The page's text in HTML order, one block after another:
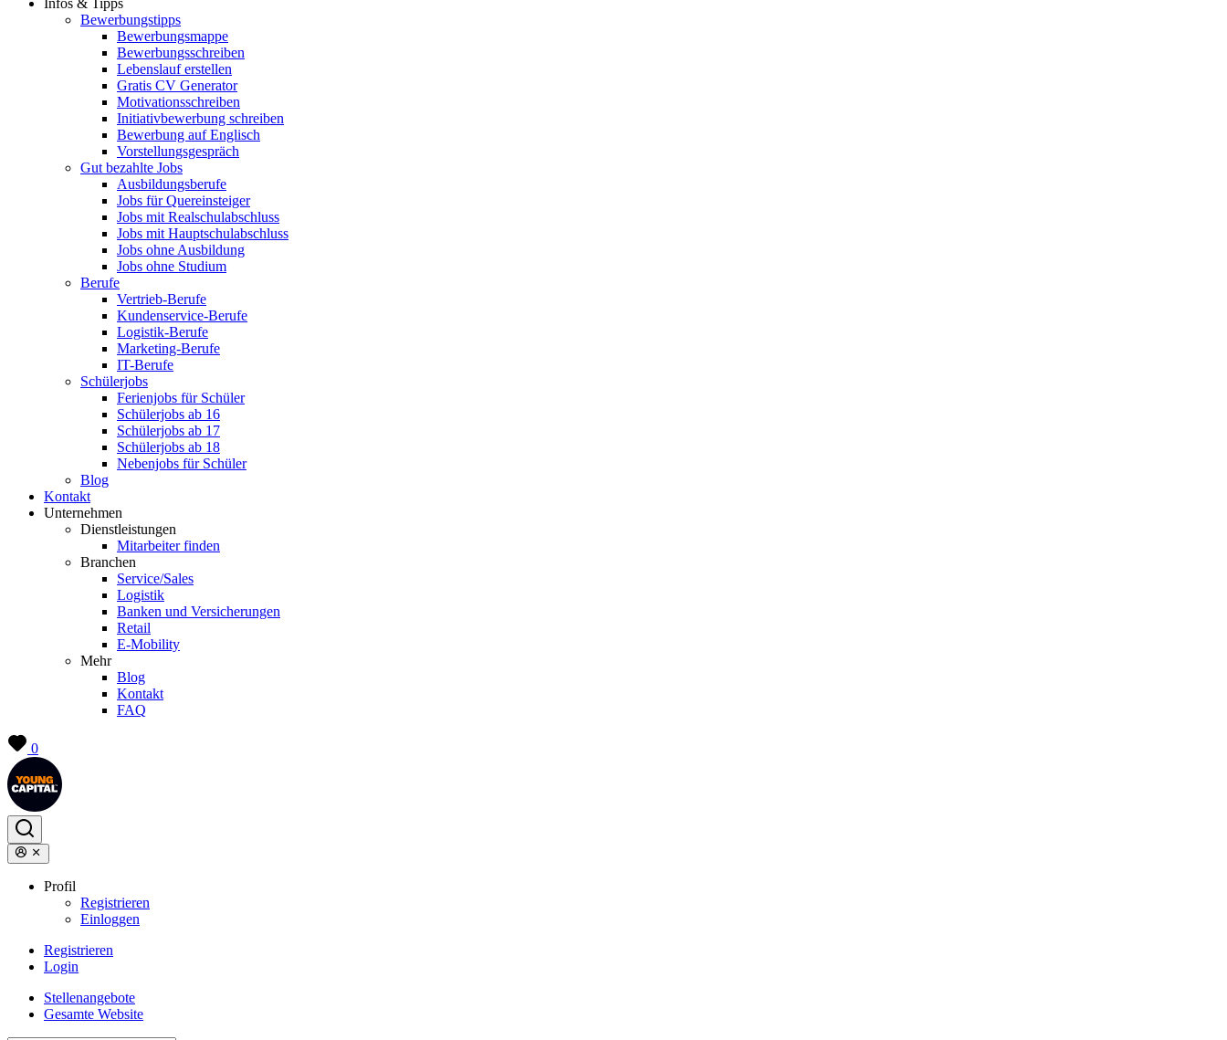
Infos & Tipps
Bewerbungstipps
Bewerbungsmappe
Bewerbungsschreiben
Lebenslauf erstellen
Gratis CV Generator
Motivationsschreiben
Initiativbewerbung schreiben
Bewerbung auf Englisch
Vorstellungsgespräch
Gut bezahlte Jobs
Ausbildungsberufe
Jobs für Quereinsteiger
Jobs mit Realschulabschluss
Jobs mit Hauptschulabschluss
Jobs ohne Ausbildung
Jobs ohne Studium
Berufe
Vertrieb-Berufe
Kundenservice-Berufe
Logistik-Berufe
Marketing-Berufe
IT-Berufe
Schülerjobs
Ferienjobs für Schüler
Schülerjobs ab 16
Schülerjobs ab 17
Schülerjobs ab 18
Nebenjobs für Schüler
Blog
Kontakt
Unternehmen
Dienstleistungen
Mitarbeiter finden
Branchen
Service/Sales
Logistik
Banken und Versicherungen
Retail
E-Mobility
Mehr
Blog
Kontakt
FAQ
0
Profil
Registrieren
Einloggen
Registrieren
Login
Stellenangebote
Gesamte Website